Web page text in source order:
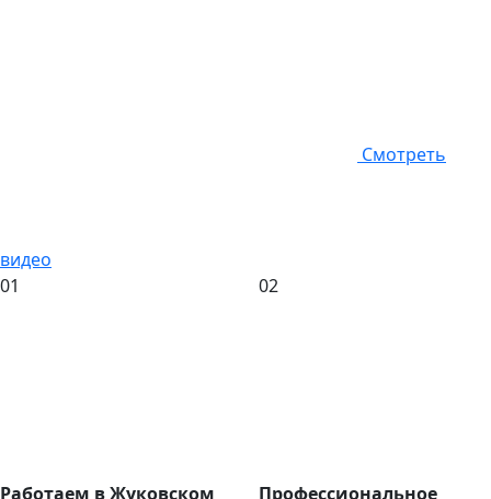
Смотреть
видео
01
Работаем в Жуковском
02
Профессиональное